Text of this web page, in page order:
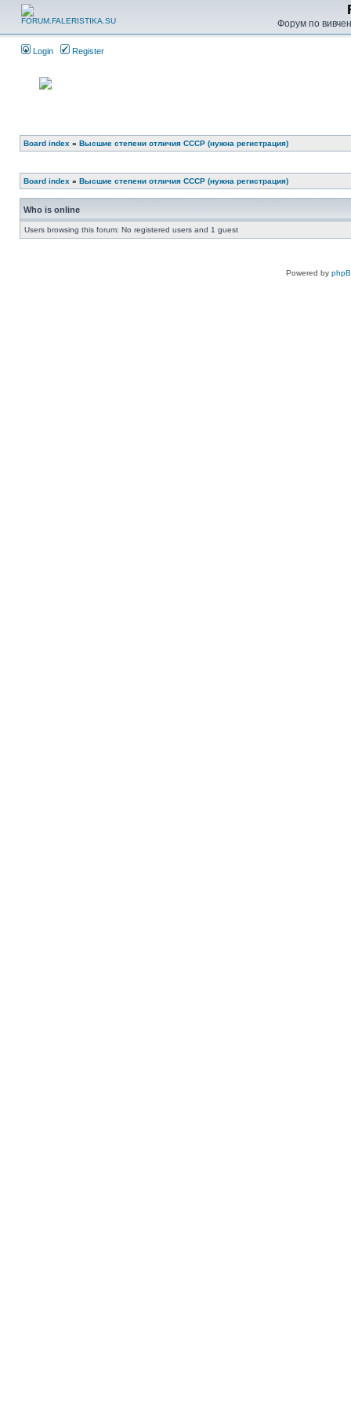
Форум по
Login Register
Board index » Высшие степени отличия СССР (нужна регистрация)
Board index » Высшие степени отличия СССР (нужна регистрация)
Who is online
Users browsing this forum: No registered users and 1 guest
Powered by